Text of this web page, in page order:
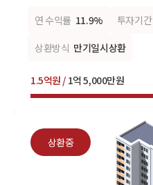
연 수익률 11.9% 투자기간
상환방식 만기일시상환
1.5억원 / 1억 5,000만원
상환중